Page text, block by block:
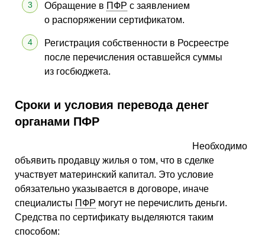
Обращение в ПФР с заявлением
о распоряжении сертификатом.
Регистрация собственности в Росреестре
после перечисления оставшейся суммы
из госбюджета.
Сроки и условия перевода денег
органами ПФР
Необходимо
объявить продавцу жилья о том, что в сделке
участвует материнский капитал. Это условие
обязательно указывается в договоре, иначе
специалисты ПФР могут не перечислить деньги.
Средства по сертификату выделяются таким
способом: